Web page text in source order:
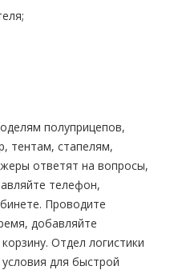
полуприцепов,
тентам, стапелям,
ответят на вопросы,
телефон,
Проводите
добавляйте
Отдел логистики
для быстрой